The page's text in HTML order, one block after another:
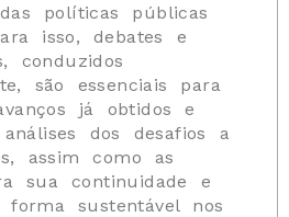
políticas públicas
isso, debates e
conduzidos
são essenciais para
já obtidos e
dos desafios a
assim como as
sua continuidade e
forma sustentável nos